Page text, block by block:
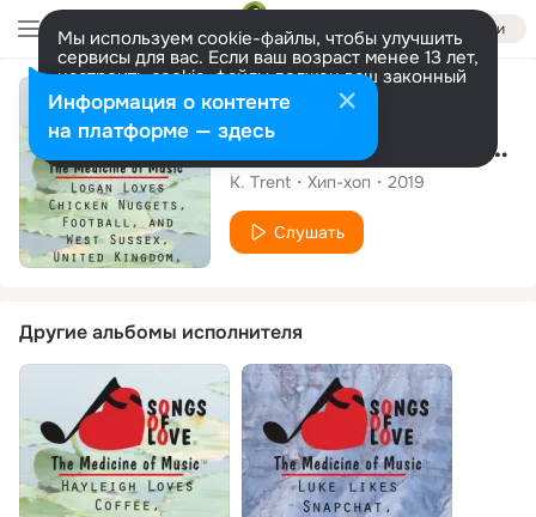
Войти
Мы используем cookie-файлы, чтобы улучшить
сервисы для вас. Если ваш возраст менее 13 лет,
настроить cookie-файлы должен ваш законный
представитель. Больше информации
Разрешить все Настроить
Сингл
Logan Loves Chicken Nuggets, Football, and West Sussex, United Kingdom.
K. Trent Хип-хоп 2019
Слушать
Другие альбомы исполнителя
Информация о контенте
на платформе — здесь